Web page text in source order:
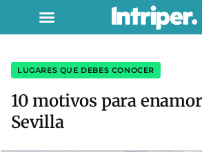
LUGARES QUE DEBES CONOCER
10 motivos para
Sevilla